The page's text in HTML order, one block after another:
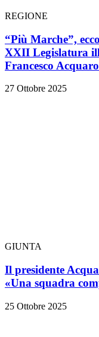
REGIONE
“Più Marche”,
XXII Legislatura
Francesco
27 Ottobre 2025
GIUNTA
Il presidente
«Una squadra
25 Ottobre 2025